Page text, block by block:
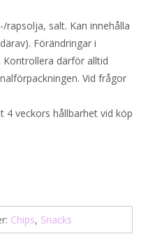
rapsolja, salt. Kan innehålla
Förändringar i
Kontrollera därför alltid
Vid frågor
4 veckors hållbarhet vid köp
Chips, Snacks